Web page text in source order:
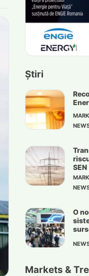
Știri
SEN
O
Markets &